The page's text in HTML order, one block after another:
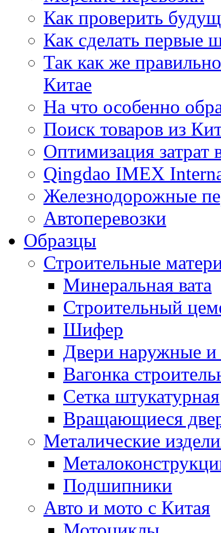
Как проверить
Как сделать первые
Так как же
Китае
На что особенно
Поиск товаров из
Оптимизация затрат
Qingdao IMEX
Железнодорожные
Автоперевозки
Образцы
Строительные
Минеральная вата
Строительный
Шифер
Двери наружные и
Вагонка
Сетка штукатурная
Вращающиеся
Металические
Подшипники
Авто и мото с Китая